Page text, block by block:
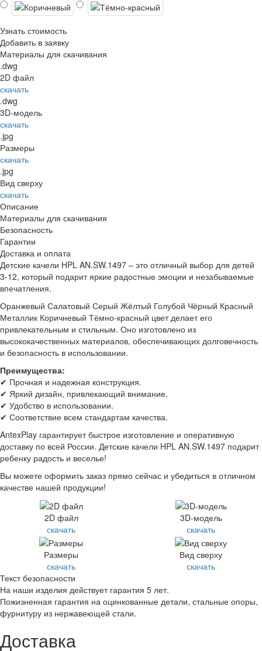
Узнать стоимость
Добавить в заявку
Материалы для скачивания
.dwg
2D файл
скачать
.dwg
3D-модель
скачать
.jpg
Размеры
скачать
.jpg
Вид сверху
скачать
Описание
Материалы для скачивания
Безопасность
Гарантии
Доставка и оплата
Детские качели HPL AN.SW.1497 – это отличный выбор для детей
3-12, который подарит яркие радостные эмоции и незабываемые
впечатления.
Оранжевый Салатовый Серый Жёлтый Голубой Чёрный Красный
Металлик Коричневый Тёмно-красный цвет делает его
привлекательным и стильным. Оно изготовлено из
высококачественных материалов, обеспечивающих долговечность
и безопасность в использовании.
Преимущества:
✔ Прочная и надежная конструкция.
✔ Яркий дизайн, привлекающий внимание.
✔ Удобство в использовании.
✔ Соответствие всем стандартам качества.
AntexPlay гарантирует быстрое изготовление и оперативную
доставку по всей России. Детские качели HPL AN.SW.1497 подарит
ребенку радость и веселье!
Вы можете оформить заказ прямо сейчас и убедиться в отличном
качестве нашей продукции!
2D файл
скачать
3D-модель
скачать
Размеры
скачать
Вид сверху
скачать
Текст безопасности
На наши изделия действует гарантия 5 лет.
Пожизненная гарантия на оцинкованные детали, стальные опоры,
фурнитуру из нержавеющей стали.
Доставка